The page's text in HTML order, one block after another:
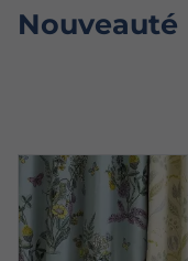
Nouveauté